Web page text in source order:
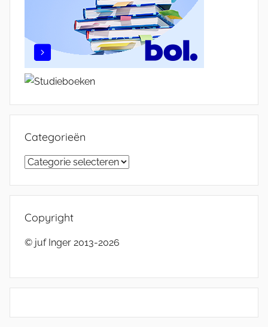
Categorieën
Categorieën
Copyright
© juf Inger 2013-2026